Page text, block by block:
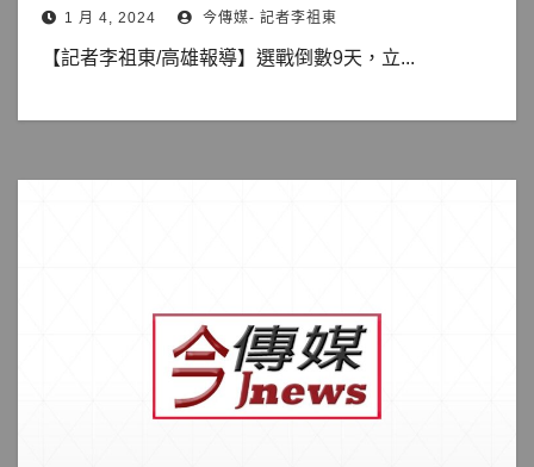
1 月 4, 2024 今傳媒- 記者李祖東
【記者李祖東/高雄報導】選戰倒數9天，立...